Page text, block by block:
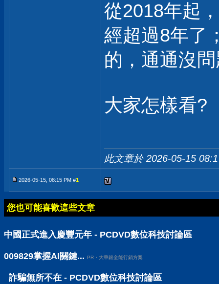
從2018年起
經超過8年了
的，通通沒
大家怎樣看?
此文章於 2026-05-15
2026-05-15, 08:15 PM #1
您也可能喜歡這些文章
中國正式進入慶豐元年 - PCDVD數位科技討論區
009829掌握AI關鍵... PR・大華銀全能行銷方案
詐騙無所不在 - PCDVD數位科技討論區